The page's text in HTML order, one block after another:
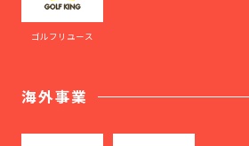
ゴルフリユース
海外事業